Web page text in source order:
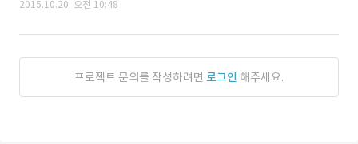
2015.10.20. 오전 10:48
프로젝트 문의를 작성하려면 로그인 해주세요.